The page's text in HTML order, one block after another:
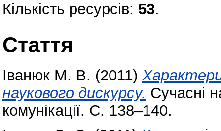
Кількість ресурсів: 53.
Стаття
Іванюк М. В. (2011)
наукового дискурсу. Cучасні
комунікації. С. 138–140.